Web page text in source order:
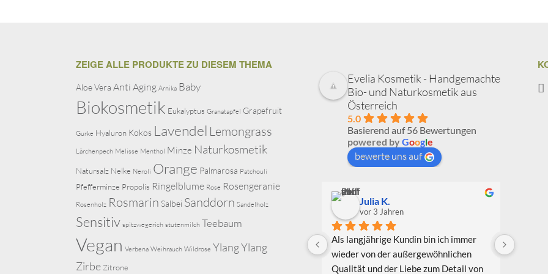
ZEIGE ALLE PRODUKTE ZU DIESEM THEMA
Aloe Vera Anti Aging Arnika Baby
Biokosmetik Eukalyptus Granatapfel Grapefruit
Gurke Hyaluron Kokos Lavendel Lemongrass
Lärchenpech Melisse Menthol Minze Naturkosmetik
Natursalz Nelke Neroli Orange Palmarosa Patchouli
Pfefferminze Propolis Ringelblume Rose Rosengeranie
Rosenholz Rosmarin Salbei Sanddorn Sandelholz
Sensitiv spitzwegerich stutenmilch Teebaum
Vegan Verbena Weihrauch Wildrose Ylang Ylang
Zirbe Zitrone
Evelia Kosmetik - Handgemachte
Bio- und Naturkosmetik aus
Österreich
5.0
Basierend auf 56 Bewertungen
powered byGoogle
bewerte uns auf
Julia K.
vor 3 Jahren
Als langjährige Kundin bin ich immer
wieder von der außergewöhnlichen
Qualität und der Liebe zum Detail von